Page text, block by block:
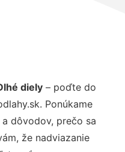
diely – poďte do
Ponúkame
dôvodov, prečo sa
že nadviazanie